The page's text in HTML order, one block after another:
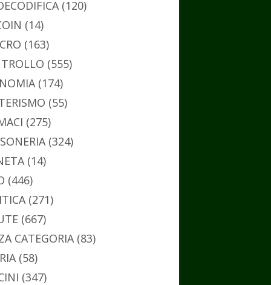
(120)
(14)
(163)
(555)
(174)
(55)
(275)
(324)
(14)
(446)
(271)
(667)
CATEGORIA(83)
(58)
(347)